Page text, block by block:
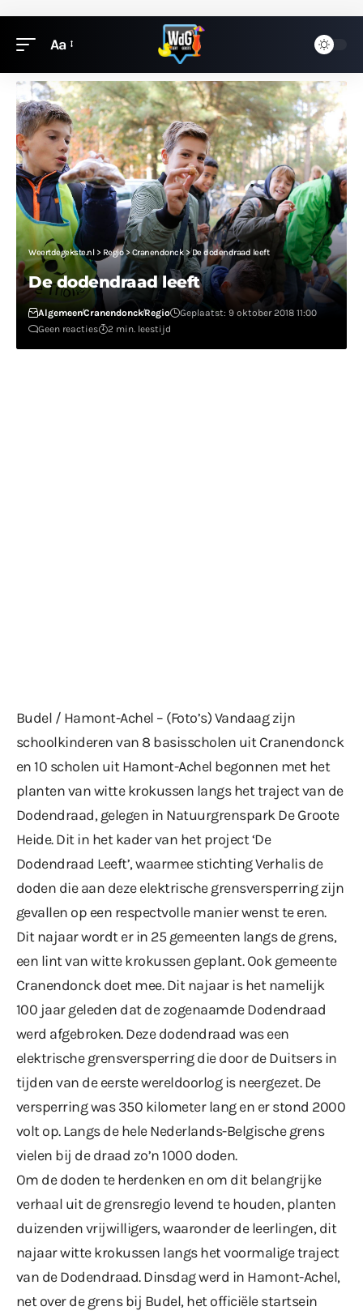
Aa
Weertdegekste.nl> Regio> Cranendonck>De dodendraad leeft
De dodendraad leeft
AlgemeenCranendonckRegio
Geplaatst: 9 oktober 2018 11:00
Geen reacties
2 min. leestijd
Budel / Hamont-Achel – (Foto’s) Vandaag zijn
schoolkinderen van 8 basisscholen uit Cranendonck
en 10 scholen uit Hamont-Achel begonnen met het
planten van witte krokussen langs het traject van de
Dodendraad, gelegen in Natuurgrenspark De Groote
Heide. Dit in het kader van het project ‘De
Dodendraad Leeft’, waarmee stichting Verhalis de
doden die aan deze elektrische grensversperring zijn
gevallen op een respectvolle manier wenst te eren.
Dit najaar wordt er in 25 gemeenten langs de grens,
een lint van witte krokussen geplant. Ook gemeente
Cranendonck doet mee. Dit najaar is het namelijk
100 jaar geleden dat de zogenaamde Dodendraad
werd afgebroken. Deze dodendraad was een
elektrische grensversperring die door de Duitsers in
tijden van de eerste wereldoorlog is neergezet. De
versperring was 350 kilometer lang en er stond 2000
volt op. Langs de hele Nederlands-Belgische grens
vielen bij de draad zo’n 1000 doden.
Om de doden te herdenken en om dit belangrijke
verhaal uit de grensregio levend te houden, planten
duizenden vrijwilligers, waaronder de leerlingen, dit
najaar witte krokussen langs het voormalige traject
van de Dodendraad. Dinsdag werd in Hamont-Achel,
net over de grens bij Budel, het officiële startsein